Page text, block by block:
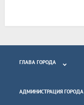
ГЛАВА ГОРОДА
АДМИНИСТРАЦИЯ ГОРОДА